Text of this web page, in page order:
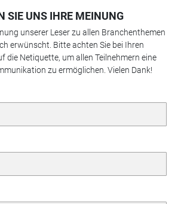
SIE UNS IHRE MEINUNG
unserer Leser zu allen Branchenthemen
erwünscht. Bitte achten Sie bei Ihren
die Netiquette, um allen Teilnehmern eine
zu ermöglichen. Vielen Dank!